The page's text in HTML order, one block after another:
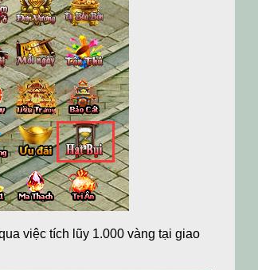
việc tích lũy 1.000 vàng tại giao